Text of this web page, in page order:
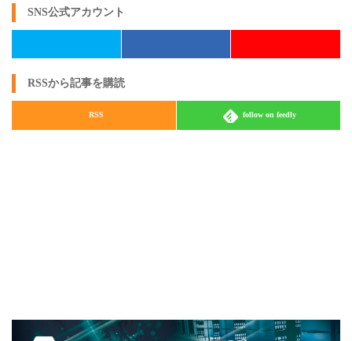
SNS公式アカウント
RSSから記事を購読
RSS follow on feedly